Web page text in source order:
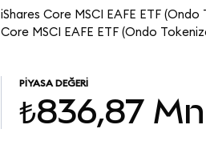
iShares Core MSCI EAFE ETF (Ondo
Core MSCI EAFE ETF (Ondo
PIYASA DEĞERI
₺836,87 Mn